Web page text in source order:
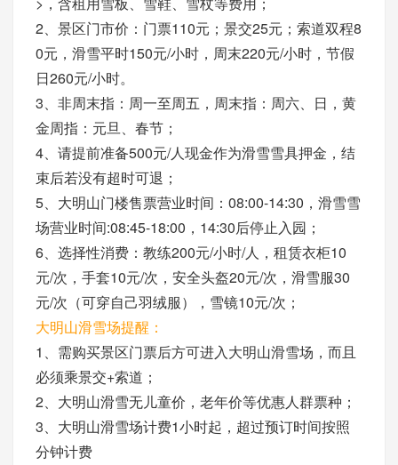
2、景区门市价：门票110元；景交25元；索道双程8
0元，滑雪平时150元/小时，周末220元/小时，节假
日260元/小时。
3、非周末指：周一至周五，周末指：周六、日，黄
金周指：元旦、春节；
4、请提前准备500元/人现金作为滑雪雪具押金，结
束后若没有超时可退；
5、大明山门楼售票营业时间：08:00-14:30，滑雪雪
场营业时间:08:45-18:00，14:30后停止入园；
6、选择性消费：教练200元/小时/人，租赁衣柜10
元/次，手套10元/次，安全头盔20元/次，滑雪服30
元/次（可穿自己羽绒服），雪镜10元/次；
大明山滑雪场提醒：
1、需购买景区门票后方可进入大明山滑雪场，而且
必须乘景交+索道；
2、大明山滑雪无儿童价，老年价等优惠人群票种；
3、大明山滑雪场计费1小时起，超过预订时间按照
分钟计费